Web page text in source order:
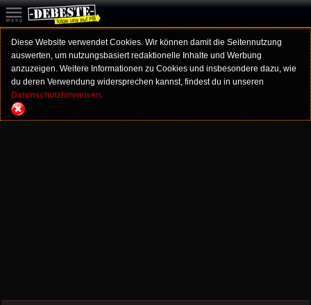
Diese Website verwendet Cookies. Wir können damit die Seitennutzung
auswerten, um nutzungsbasiert redaktionelle Inhalte und Werbung
anzuzeigen. Weitere Informationen zu Cookies und insbesondere dazu, wie
du deren Verwendung widersprechen kannst, findest du in unseren
Datenschutzhinweisen.